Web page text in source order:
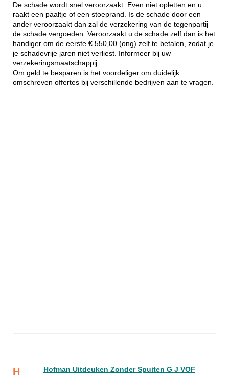
De schade wordt snel veroorzaakt. Even niet opletten en u
raakt een paaltje of een stoeprand. Is de schade door een
ander veroorzaakt dan zal de verzekering van de tegenpartij
de schade vergoeden. Veroorzaakt u de schade zelf dan is het
handiger om de eerste € 550,00 (ong) zelf te betalen, zodat je
je schadevrije jaren niet verliest. Informeer bij uw
verzekeringsmaatschappij.
Om geld te besparen is het voordeliger om duidelijk
omschreven offertes bij verschillende bedrijven aan te vragen.
H Hofman Uitdeuken Zonder Spuiten G J VOF